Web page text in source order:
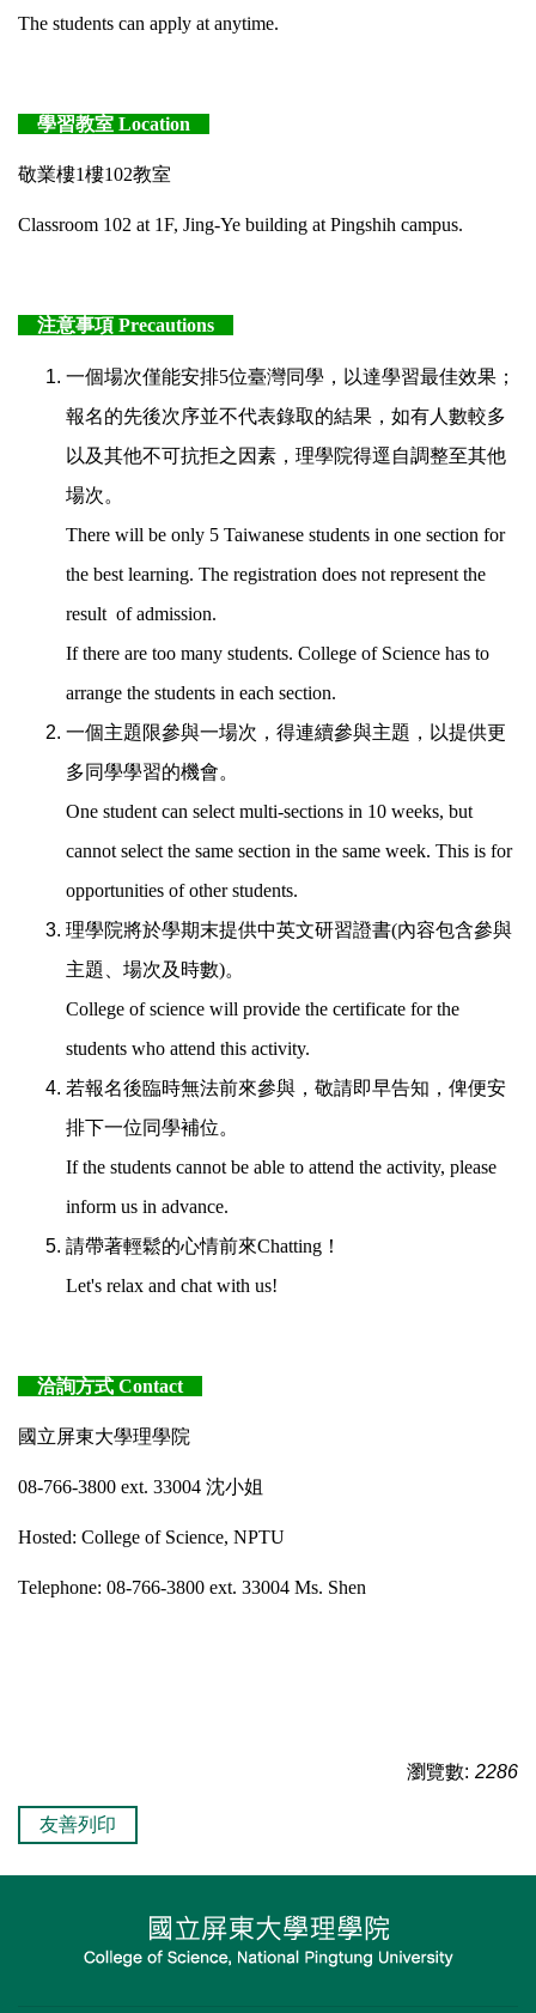
The students can apply at anytime.
學習教室 Location
敬業樓1樓102教室
Classroom 102 at 1F, Jing-Ye building at Pingshih campus.
注意事項 Precautions
一個場次僅能安排5位臺灣同學，以達學習最佳效果；
報名的先後次序並不代表錄取的結果，如有人數較多
以及其他不可抗拒之因素，理學院得逕自調整至其他
場次。
There will be only 5 Taiwanese students in one section for
the best learning. The registration does not represent the
result of admission.
If there are too many students. College of Science has to
arrange the students in each section.
一個主題限參與一場次，得連續參與主題，以提供更
多同學學習的機會。
One student can select multi-sections in 10 weeks, but
cannot select the same section in the same week. This is for
opportunities of other students.
理學院將於學期末提供中英文研習證書(內容包含參與
主題、場次及時數)。
College of science will provide the certificate for the
students who attend this activity.
若報名後臨時無法前來參與，敬請即早告知，俾便安
排下一位同學補位。
If the students cannot be able to attend the activity, please
inform us in advance.
請帶著輕鬆的心情前來Chatting！
Let's relax and chat with us!
洽詢方式 Contact
國立屏東大學理學院
08-766-3800 ext. 33004 沈小姐
Hosted: College of Science, NPTU
Telephone: 08-766-3800 ext. 33004 Ms. Shen
瀏覽數: 2286
友善列印